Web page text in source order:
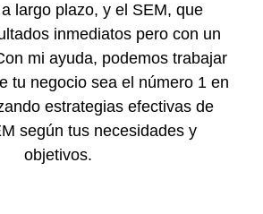
largo plazo, y el SEM, que
inmediatos pero con un
mi ayuda, podemos trabajar
tu negocio sea el número 1 en
estrategias efectivas de
según tus necesidades y
objetivos.